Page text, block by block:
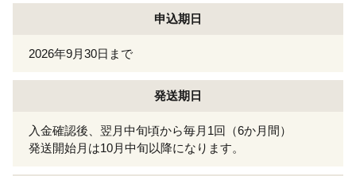
申込期日
2026年9月30日まで
発送期日
入金確認後、翌月中旬頃から毎月1回（6か月間）
発送開始月は10月中旬以降になります。